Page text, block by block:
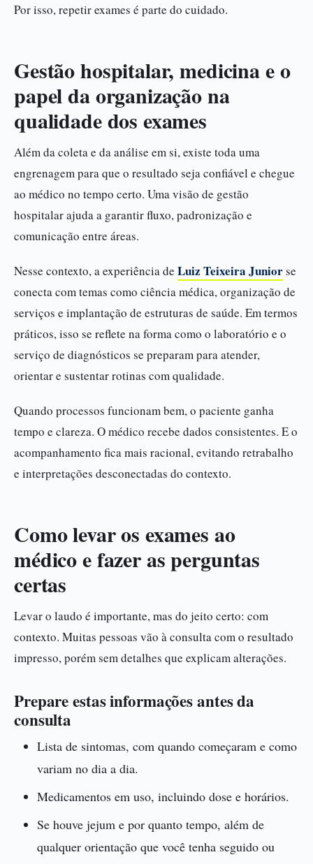
Por isso, repetir exames é parte do cuidado.
Gestão hospitalar, medicina e o
papel da organização na
qualidade dos exames
Além da coleta e da análise em si, existe toda uma
engrenagem para que o resultado seja confiável e chegue
ao médico no tempo certo. Uma visão de gestão
hospitalar ajuda a garantir fluxo, padronização e
comunicação entre áreas.
Nesse contexto, a experiência de Luiz Teixeira Juniorse
conecta com temas como ciência médica, organização de
serviços e implantação de estruturas de saúde. Em termos
práticos, isso se reflete na forma como o laboratório e o
serviço de diagnósticos se preparam para atender,
orientar e sustentar rotinas com qualidade.
Quando processos funcionam bem, o paciente ganha
tempo e clareza. O médico recebe dados consistentes. E o
acompanhamento fica mais racional, evitando retrabalho
e interpretações desconectadas do contexto.
Como levar os exames ao
médico e fazer as perguntas
certas
Levar o laudo é importante, mas do jeito certo: com
contexto. Muitas pessoas vão à consulta com o resultado
impresso, porém sem detalhes que explicam alterações.
Prepare estas informações antes da
consulta
Lista de sintomas, com quando começaram e como
variam no dia a dia.
Medicamentos em uso, incluindo dose e horários.
Se houve jejum e por quanto tempo, além de
qualquer orientação que você tenha seguido ou